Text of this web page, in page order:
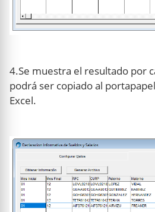
4.Se muestra el resultado por
podrá ser copiado al
Excel.